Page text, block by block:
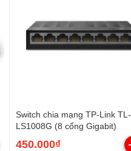
Switch chia mạng TP-Link TL-
LS1008G (8 cổng Gigabit)
450.000₫